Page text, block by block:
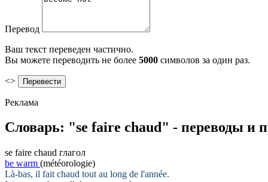
Перевод
Ваш текст переведен частично.
Вы можете переводить не более 5000 символов за один раз.
<>
Реклама
Словарь: "se faire chaud" - переводы и
se faire chaud глагол
be warm (météorologie)
Là-bas, il fait chaud tout au long de l'année.